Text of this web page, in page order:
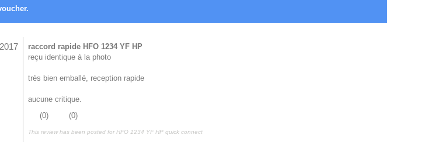
raccord rapide HFO 1234 YF HP
reçu identique à la photo
très bien emballé, reception rapide
aucune critique.
(0) (0)
This review has been posted forHFO 1234 YF HP quick connect